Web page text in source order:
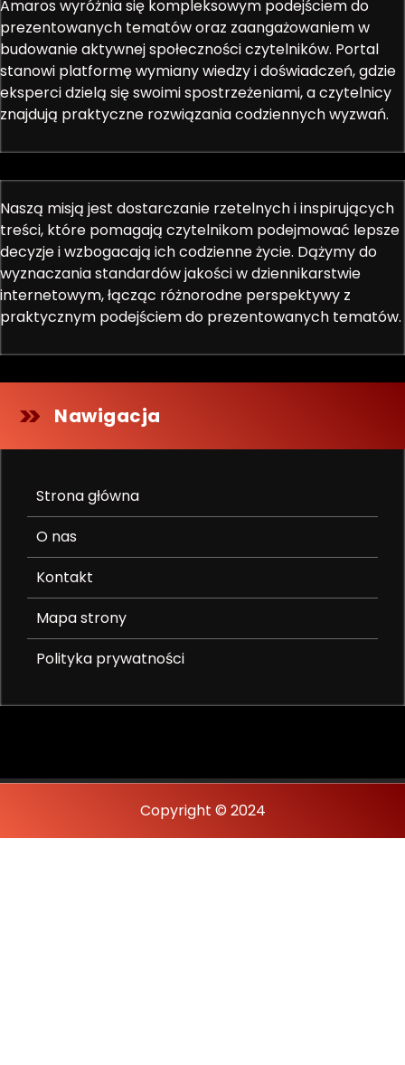
Amaros wyróżnia się kompleksowym podejściem do
prezentowanych tematów oraz zaangażowaniem w
budowanie aktywnej społeczności czytelników. Portal
stanowi platformę wymiany wiedzy i doświadczeń, gdzie
eksperci dzielą się swoimi spostrzeżeniami, a czytelnicy
znajdują praktyczne rozwiązania codziennych wyzwań.
Naszą misją jest dostarczanie rzetelnych i inspirujących
treści, które pomagają czytelnikom podejmować lepsze
decyzje i wzbogacają ich codzienne życie. Dążymy do
wyznaczania standardów jakości w dziennikarstwie
internetowym, łącząc różnorodne perspektywy z
praktycznym podejściem do prezentowanych tematów.
Nawigacja
Strona główna
O nas
Kontakt
Mapa strony
Polityka prywatności
Copyright © 2024